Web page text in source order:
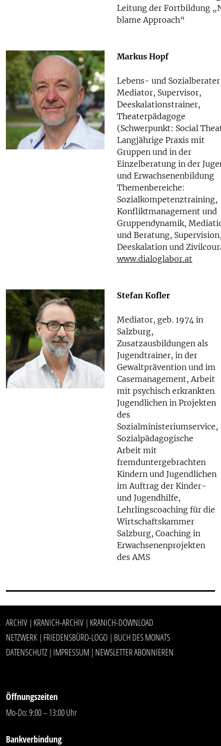
Leitung der Fortbildung
blame Approach“
Markus Hopf
Lebens- und
Mediator, Supervisor,
Deeskalationstrainer,
Theaterpädagoge
(Schwerpunkt: Social
Langjährige Praxis mit
Gruppen und in der
Einzelberatung in der
und Erwachsenenbildung
Themenbereiche:
Sozialkompetenztraining,
Konfliktmanagement und
Gruppendynamik,
und Beratung,
Deeskalation und
www.dialoglabor.at
Stefan Kofler
Mediator, geb. 1974 in
Salzburg,
Zusatzausbildungen als
Jugendtrainer, in der
Gewaltprävention und im
Casemanagement, Arbeit
mit psychisch erkrankten
Jugendlichen in Projekten
des
Sozialministeriumservice,
Sozialpädagogische
Arbeit mit
fremduntergebrachten
Kindern und Jugendlichen
im Auftrag der Kinder-
und Jugendhilfe,
Lehrlingscoaching für die
Wirtschaftskammer
Salzburg, Coaching in
Erwachsenenprojekten
des AMS
ARCHIV | KRANICH-ARCHIV | KRANICH-DOWNLOAD
NETZWERK | FRIEDENSBÜRO-LOGO | BUCH DES MONATS
DATENSCHUTZ | IMPRESSUM | NEWSLETTER ABONNIEREN
Öffnungszeiten
Mo-Do: 9:00 – 13:00 Uhr
Bankverbindung